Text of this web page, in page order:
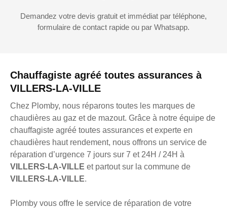
Chauffagiste agréé toutes assurances à
VILLERS-LA-VILLE
Chez Plomby, nous réparons toutes les marques de
chaudières au gaz et de mazout. Grâce à notre équipe de
chauffagiste agréé toutes assurances et experte en
chaudières haut rendement, nous offrons un service de
réparation d’urgence 7 jours sur 7 et 24H / 24H à
VILLERS-LA-VILLE et partout sur la commune de
VILLERS-LA-VILLE.
Plomby vous offre le service de réparation de votre
Demandez votre devis gratuit et immédiat par téléphone,
formulaire de contact rapide ou par Whatsapp.